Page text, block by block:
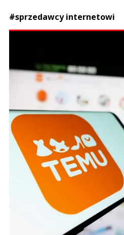
#sprzedawcy internetowi